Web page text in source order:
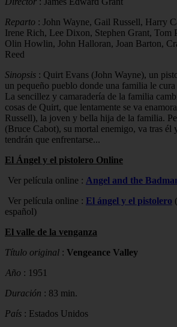
Reparto : John Wayne, Gail Russell, Harry
Irene Rich, Lee Dixon, Stephen Grant, Tom
Olin Howlin, John Halloran, Joan Barton,
Reed
Sinopsis : Quirt Evans (John Wayne), un
un pequeño pueblo donde una familia le
La sencillez y camaradería de la familia
cosas de Quirt, que lentamente se va
Russell), la joven y bella hija de la familia.
(Bruce Cabot), su mortal enemigo, va tras él
tendrán que enfrentarse...
El Ángel y el pistolero Online
Ver película online : Angel and the
Ver película online : El ángel y el pistolero
español)
El valle de la venganza
Título original : Vengeance Valley
Año : 1951
Duración : 83 min.
País : Estados Unidos